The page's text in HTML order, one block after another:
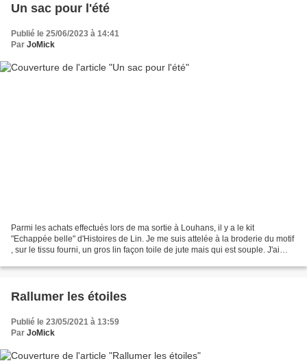
Un sac pour l'été
Publié le 25/06/2023 à 14:41
Par JoMick
Parmi les achats effectués lors de ma sortie à Louhans, il y a le kit
"Echappée belle" d'Histoires de Lin. Je me suis attelée à la broderie du motif
, sur le tissu fourni, un gros lin façon toile de jute mais qui est souple. J'ai
Rallumer les étoiles
Publié le 23/05/2021 à 13:59
Par JoMick